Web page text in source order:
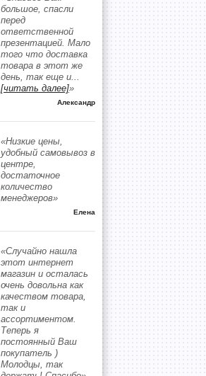
большое, спасли
перед
ответственной
презентацией. Мало
того что доставка
товара в этот же
день, так еще и...
[читать далее]»
Александр
«Низкие цены,
удобный самовывоз в
центре,
достаточное
количество
менеджеров»
Елена
«Случайно нашла
этот интернет
магазин и осталась
очень довольна как
качеством товара,
так и
ассортиментом.
Теперь я
постоянный Ваш
покупатель )
Молодцы, так